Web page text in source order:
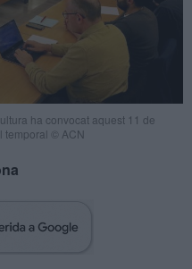
ha convocat aquest 11 de
temporal © ACN